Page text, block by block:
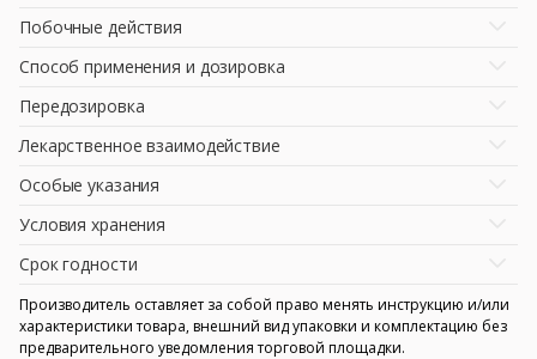
Побочные действия
Способ применения и дозировка
Передозировка
Лекарственное взаимодействие
Особые указания
Условия хранения
Срок годности
Производитель оставляет за собой право менять инструкцию и/или
характеристики товара, внешний вид упаковки и комплектацию без
предварительного уведомления торговой площадки.